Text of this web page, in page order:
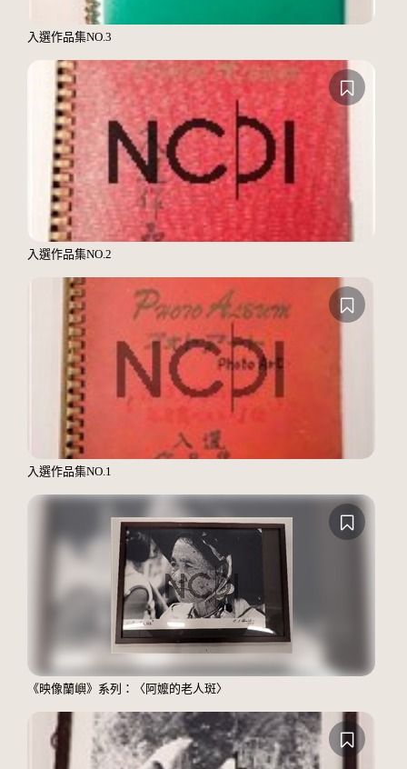
入選作品集NO.3
入選作品集NO.2
入選作品集NO.1
《映像蘭嶼》系列：〈阿嬤的老人斑〉